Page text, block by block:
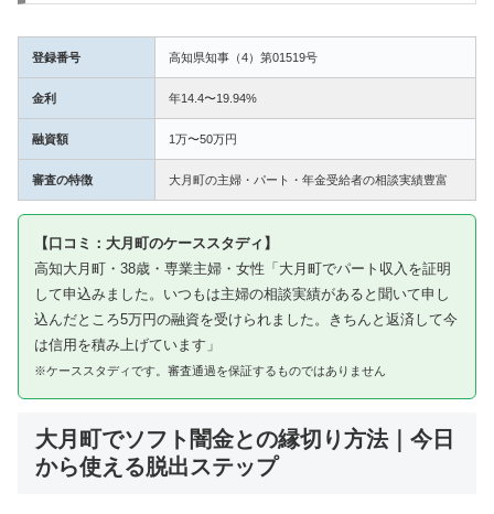
登録番号 高知県知事（4）第01519号
金利 年14.4〜19.94%
融資額 1万〜50万円
審査の特徴 大月町の主婦・パート・年金受給者の相談実績豊富
【口コミ：大月町のケーススタディ】
高知大月町・38歳・専業主婦・女性「大月町でパート収入を証明
して申込みました。いつもは主婦の相談実績があると聞いて申し
込んだところ5万円の融資を受けられました。きちんと返済して今
は信用を積み上げています」
※ケーススタディです。審査通過を保証するものではありません
大月町でソフト闇金との縁切り方法｜今日
から使える脱出ステップ